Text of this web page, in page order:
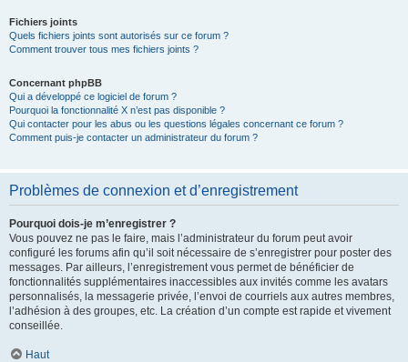
Fichiers joints
Quels fichiers joints sont autorisés sur ce forum ?
Comment trouver tous mes fichiers joints ?
Concernant phpBB
Qui a développé ce logiciel de forum ?
Pourquoi la fonctionnalité X n’est pas disponible ?
Qui contacter pour les abus ou les questions légales concernant ce forum ?
Comment puis-je contacter un administrateur du forum ?
Problèmes de connexion et d’enregistrement
Pourquoi dois-je m’enregistrer ?
Vous pouvez ne pas le faire, mais l’administrateur du forum peut avoir
configuré les forums afin qu’il soit nécessaire de s’enregistrer pour poster des
messages. Par ailleurs, l’enregistrement vous permet de bénéficier de
fonctionnalités supplémentaires inaccessibles aux invités comme les avatars
personnalisés, la messagerie privée, l’envoi de courriels aux autres membres,
l’adhésion à des groupes, etc. La création d’un compte est rapide et vivement
conseillée.
Haut